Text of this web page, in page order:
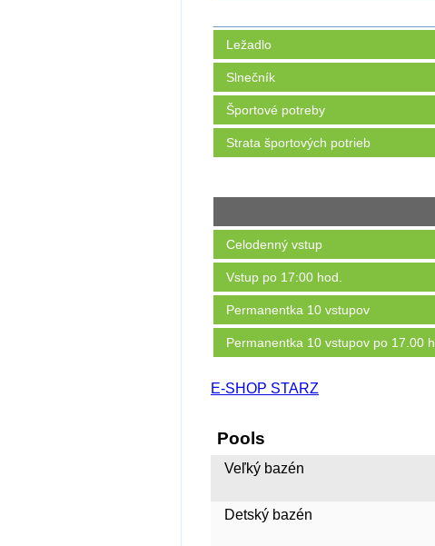
Ležadlo
Slnečník
Športové potreby
Strata športových potrieb
Celodenný vstup
Vstup po 17:00 hod.
Permanentka 10 vstupov
Permanentka 10 vstupov po 17.00
E-SHOP STARZ
Pools
Veľký bazén
Detský bazén